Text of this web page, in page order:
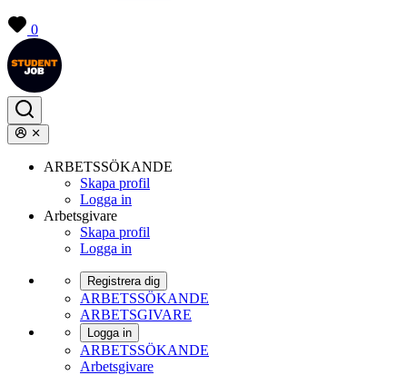
0
ARBETSSÖKANDE
Skapa profil
Logga in
Arbetsgivare
Skapa profil
Logga in
Registrera dig
ARBETSSÖKANDE
ARBETSGIVARE
Logga in
ARBETSSÖKANDE
Arbetsgivare